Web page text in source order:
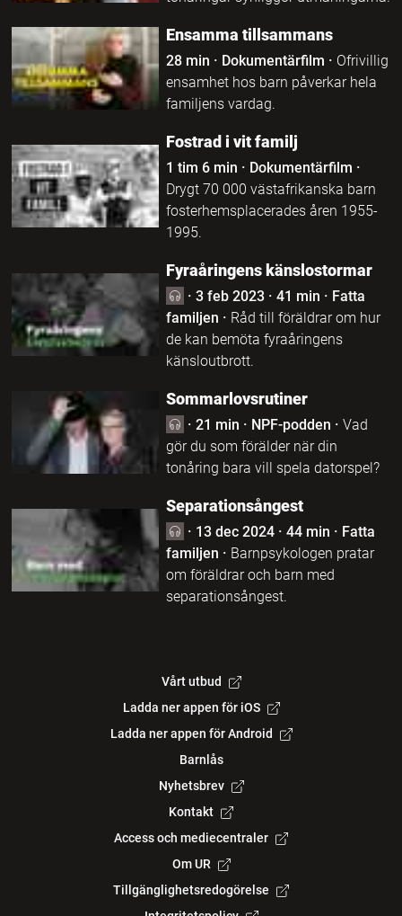
Ensamma tillsammans
28 min · Dokumentärfilm · Ofrivillig
ensamhet hos barn påverkar hela
familjens vardag.
Fostrad i vit familj
1 tim 6 min · Dokumentärfilm ·
Drygt 70 000 västafrikanska barn
fosterhemsplacerades åren 1955-
1995.
Fyraåringens känslostormar
· 3 feb 2023· 41 min · Fatta
familjen · Råd till föräldrar om hur
de kan bemöta fyraåringens
känsloutbrott.
Sommarlovsrutiner
· 21 min · NPF-podden · Vad
gör du som förälder när din
tonåring bara vill spela datorspel?
Separationsångest
· 13 dec 2024· 44 min · Fatta
familjen · Barnpsykologen pratar
om föräldrar och barn med
separationsångest.
Vårt utbud
Ladda ner appen för iOS
Ladda ner appen för Android
Barnlås
Nyhetsbrev
Kontakt
Access och mediecentraler
Om UR
Tillgänglighetsredogörelse